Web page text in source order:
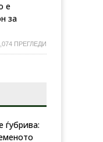
е
за
ПРЕГЛЕДИ
ѓубрива: